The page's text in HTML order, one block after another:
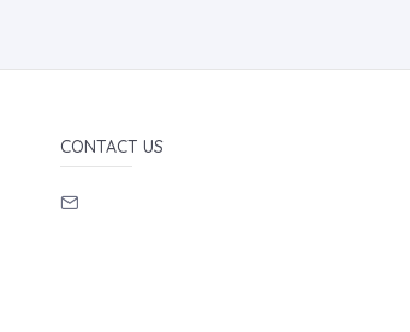
CONTACT US